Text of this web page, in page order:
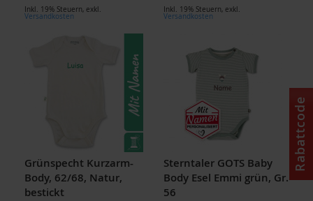
Inkl. 19% Steuern, exkl.
Versandkosten
Inkl. 19% Steuern, exkl.
Versandkosten
Grünspecht Kurzarm-
Body, 62/68, Natur,
bestickt
Sterntaler GOTS Baby
Body Esel Emmi grün, Gr.
56
Rabattcode